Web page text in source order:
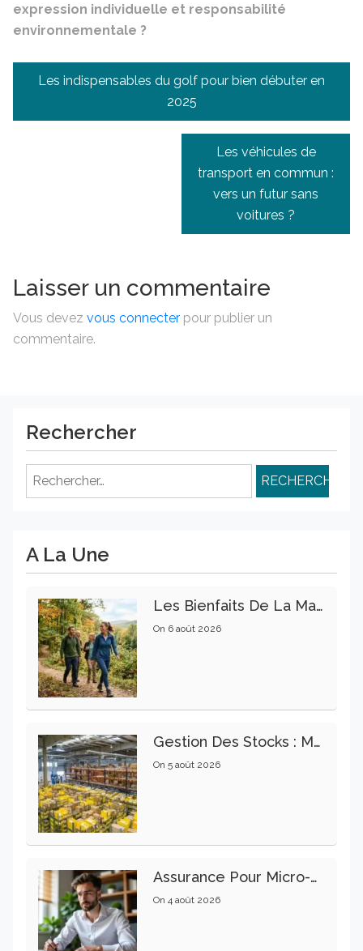
expression individuelle et responsabilité
environnementale ?
Navigation
l’article
Les indispensables du golf pour bien débuter en
2025
Les véhicules de
transport en commun :
vers un futur sans
voitures ?
Laisser un commentaire
Vous devez vous connecter pour publier un
commentaire.
Rechercher
Rechercher :
A La Une
Les Bienfaits De La Marche Sur La Santé Physique Et Mentale
On 6 août 2026
Gestion Des Stocks : Meilleures Pratiques Intralogistiques
On 5 août 2026
Assurance Pour Micro-Entrepreneur : Les Garanties Essentielles À Connaître
On 4 août 2026